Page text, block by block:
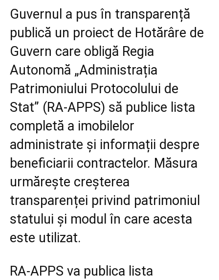
Guvernul a pus în transparență
publică un proiect de Hotărâre de
Guvern care obligă Regia
Autonomă „Administrația
Patrimoniului Protocolului de
Stat” (RA-APPS) să publice lista
completă a imobilelor
administrate și informații despre
beneficiarii contractelor. Măsura
urmărește creșterea
transparenței privind patrimoniul
statului și modul în care acesta
este utilizat.
RA-APPS va publica lista